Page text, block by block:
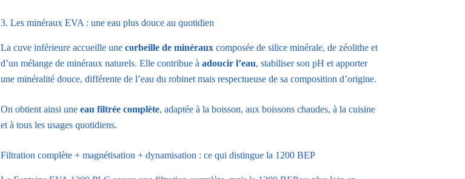
3. Les minéraux EVA : une eau plus douce au quotidien
La cuve inférieure accueille unecorbeille de minéraux composée de silice minérale, de zéolithe et
d’un mélange de minéraux naturels. Elle contribue àadoucir l’eau, stabiliser son pH et apporter
une minéralité douce, différente de l’eau du robinet mais respectueuse de sa composition d’origine.
On obtient ainsi uneeau filtrée complète, adaptée à la boisson, aux boissons chaudes, à la cuisine
et à tous les usages quotidiens.
Filtration complète + magnétisation + dynamisation : ce qui distingue la 1200 BEP